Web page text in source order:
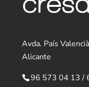
Avda. País
Alicante
96 573 04 13/